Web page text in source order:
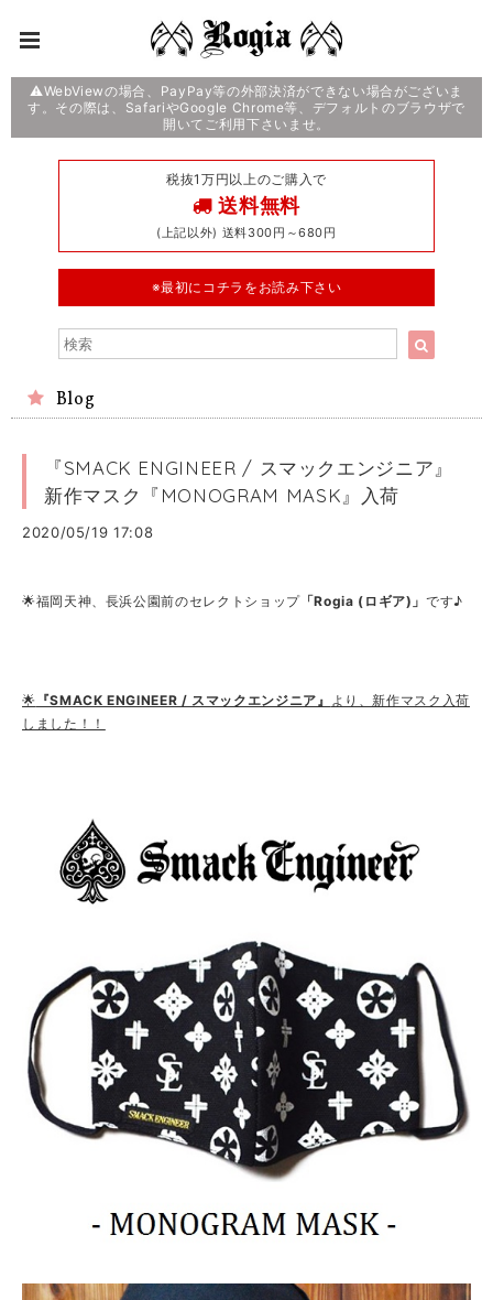
⚠️WebViewの場合、PayPay等の外部決済ができない場合がございま
す。その際は、SafariやGoogle Chrome等、デフォルトのブラウザで
開いてご利用下さいませ。
税抜1万円以上のご購入で
送料無料
(上記以外) 送料300円～680円
※最初にコチラをお読み下さい
Blog
『SMACK ENGINEER / スマックエンジニア』
新作マスク『MONOGRAM MASK』入荷
2020/05/19 17:08
🌟福岡天神、長浜公園前のセレクトショップ「Rogia (ロギア)」です♪
🌟 『SMACK ENGINEER / スマックエンジニア』 より、新作マスク入荷
しました！！